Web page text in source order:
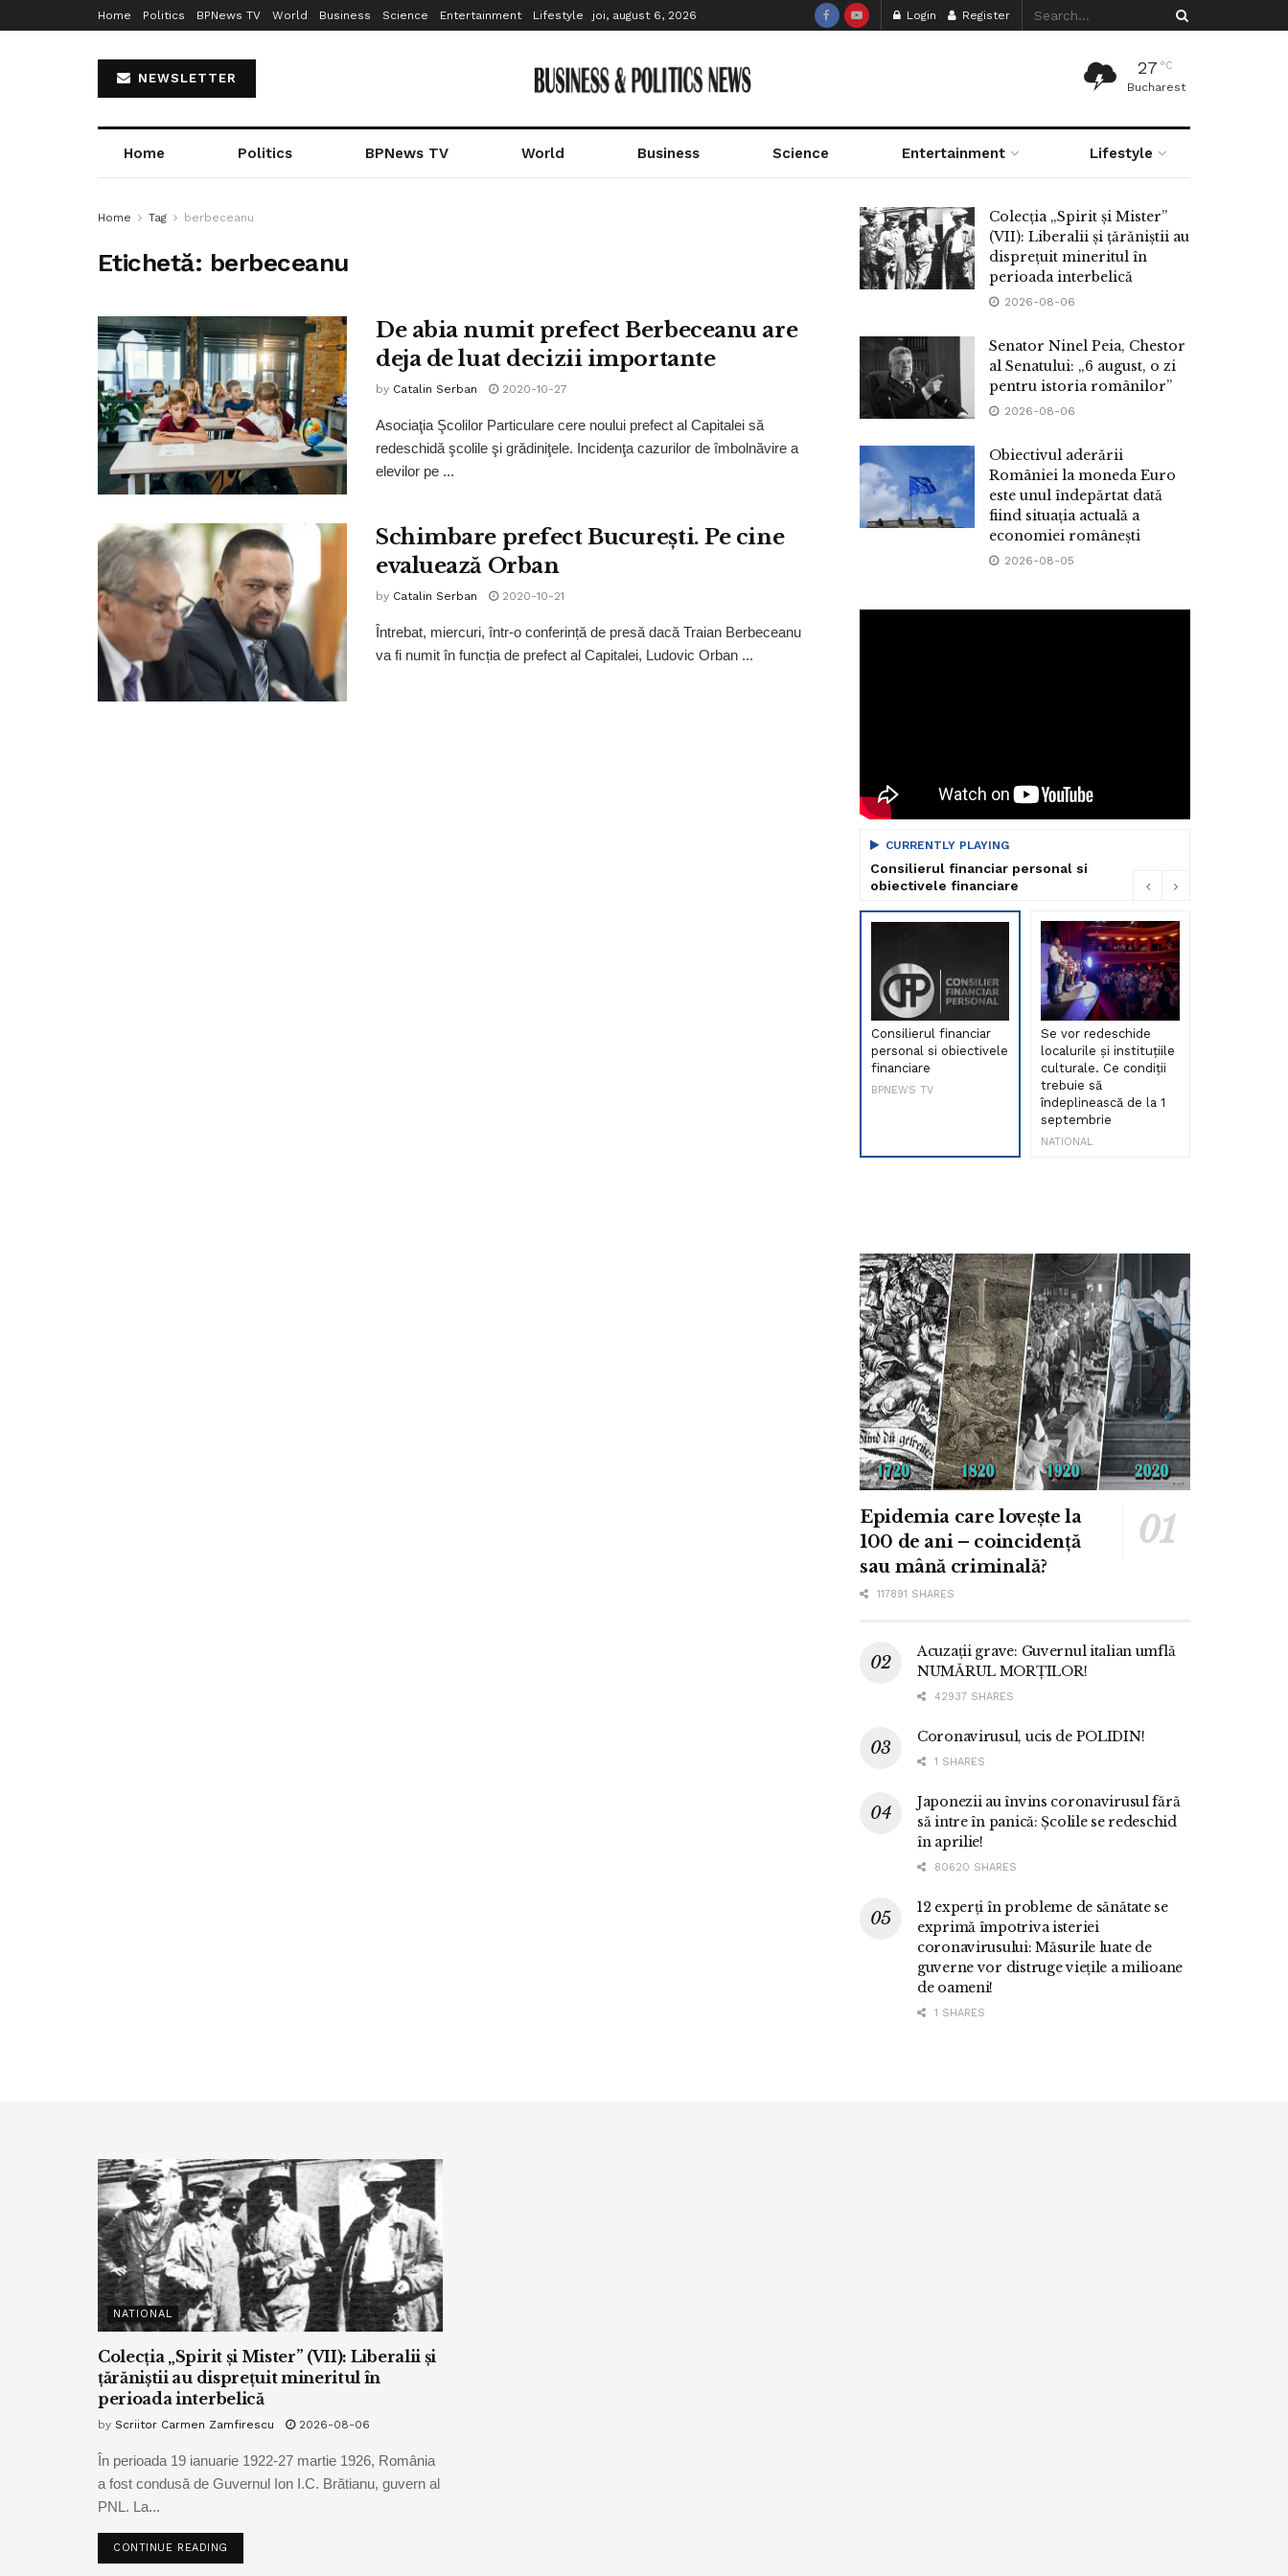
Home Politics BPNews TV World Business Science Entertainment Lifestyle joi, august 6, 2026 Login Register
NEWSLETTER
27 °C
Bucharest
Home Politics BPNews TV World Business Science Entertainment Lifestyle
Home Tag berbeceanu
Etichetă: berbeceanu
De abia numit prefect Berbeceanu are
deja de luat decizii importante
by Catalin Serban 2020-10-27
Asociaţia Şcolilor Particulare cere noului prefect al Capitalei să
redeschidă şcolile şi grădiniţele. Incidenţa cazurilor de îmbolnăvire a
elevilor pe ...
Schimbare prefect București. Pe cine
evaluează Orban
by Catalin Serban 2020-10-21
Întrebat, miercuri, într-o conferință de presă dacă Traian Berbeceanu
va fi numit în funcția de prefect al Capitalei, Ludovic Orban ...
Colecția „Spirit și Mister”
(VII): Liberalii și țărăniștii au
disprețuit mineritul în
perioada interbelică
2026-08-06
Senator Ninel Peia, Chestor
al Senatului: „6 august, o zi
pentru istoria românilor”
2026-08-06
Obiectivul aderării
României la moneda Euro
este unul îndepărtat dată
fiind situația actuală a
economiei românești
2026-08-05
CURRENTLY PLAYING
Consilierul financiar personal si
obiectivele financiare
Consilierul financiar
personal si obiectivele
financiare
BPNEWS TV
Se vor redeschide
localurile și instituțiile
culturale. Ce condiții
trebuie să
îndeplinească de la 1
septembrie
NATIONAL
Epidemia care lovește la
100 de ani – coincidență
sau mână criminală?
117891 SHARES
Acuzații grave: Guvernul italian umflă
NUMĂRUL MORȚILOR!
42937 SHARES
Coronavirusul, ucis de POLIDIN!
1 SHARES
Japonezii au învins coronavirusul fără
să intre în panică: Școlile se redeschid
în aprilie!
80620 SHARES
12 experți în probleme de sănătate se
exprimă împotriva isteriei
coronavirusului: Măsurile luate de
guverne vor distruge viețile a milioane
de oameni!
1 SHARES
NATIONAL
Colecția „Spirit și Mister” (VII): Liberalii și
țărăniștii au disprețuit mineritul în
perioada interbelică
by Scriitor Carmen Zamfirescu 2026-08-06
În perioada 19 ianuarie 1922-27 martie 1926, România
a fost condusă de Guvernul Ion I.C. Brătianu, guvern al
PNL. La...
CONTINUE READING